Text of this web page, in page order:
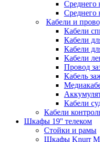
Среднего
Среднего
Кабели и
Кабели
Кабели
Кабели
Кабели
Провод
Кабель
Кабели
Кабели
Шкафы 19'' телеком
Стойки и рамы
Шкафы Knurr